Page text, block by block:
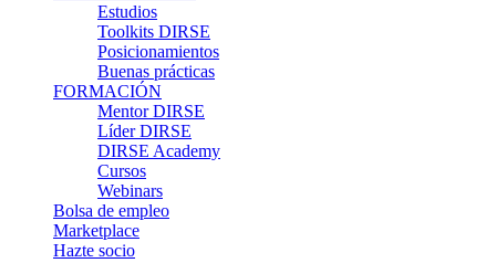
Estudios
Toolkits DIRSE
Posicionamientos
Buenas prácticas
FORMACIÓN
Mentor DIRSE
Líder DIRSE
DIRSE Academy
Cursos
Webinars
Bolsa de empleo
Marketplace
Hazte socio